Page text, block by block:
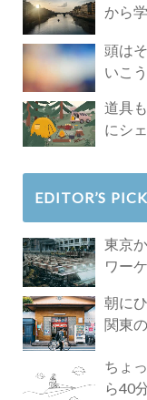
から
頭は
いこう
道具
にシ
EDITOR’S
東京
ワー
朝に
関東
ちょ
ら40